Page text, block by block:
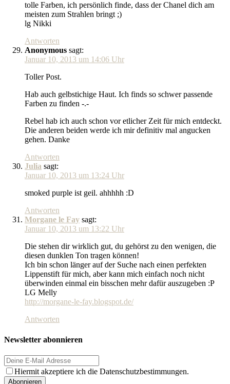
tolle Farben, ich persönlich finde, dass der Chanel dich am
meisten zum Strahlen bringt ;)
lg Nikki
Antworten
Anonymous sagt:
Januar 10, 2013 um 14:06 Uhr
Toller Post.
Hab auch gelbstichige Haut. Ich finds so schwer passende
Farben zu finden -.-
Rebel hab ich auch schon vor etlicher Zeit für mich entdeckt.
Die anderen beiden werde ich mir definitiv mal angucken
gehen. Danke
Antworten
Julia sagt:
Januar 10, 2013 um 13:24 Uhr
smoked purple ist geil. ahhhhh :D
Antworten
Morgane le Fay sagt:
Januar 10, 2013 um 13:22 Uhr
Die stehen dir wirklich gut, du gehörst zu den wenigen, die
diesen dunklen Ton tragen können!
Ich bin schon länger auf der Suche nach einen perfekten
Lippenstift für mich, aber kann mich einfach noch nicht
überwinden einmal ein bisschen mehr dafür auszugeben :P
LG Melly
http://morgane-le-fay.blogspot.de/
Antworten
Newsletter abonnieren
Hiermit akzeptiere ich die Datenschutzbestimmungen.